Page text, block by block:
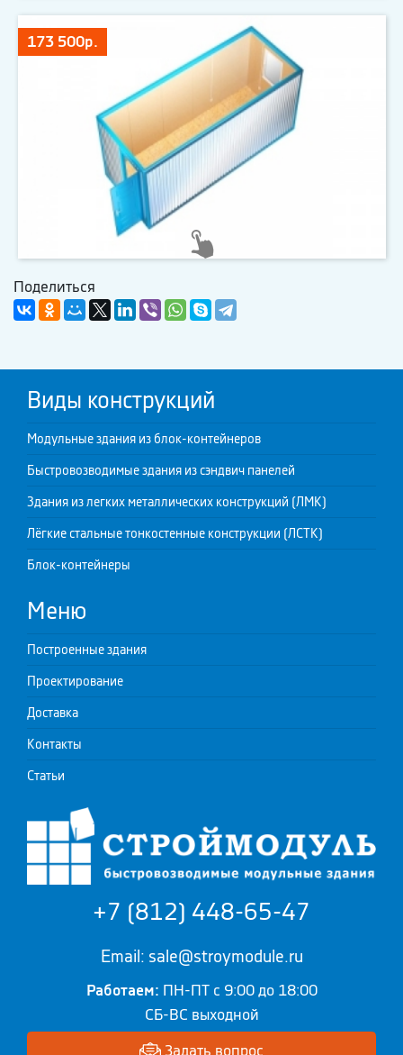
173 500р.
Поделиться
Виды конструкций
Модульные здания из блок-контейнеров
Быстровозводимые здания из сэндвич панелей
Здания из легких металлических конструкций (ЛМК)
Лёгкие стальные тонкостенные конструкции (ЛСТК)
Блок-контейнеры
Меню
Построенные здания
Проектирование
Доставка
Контакты
Статьи
+7 (812) 448-65-47
Email: sale@stroymodule.ru
Работаем: ПН-ПТ с 9:00 до 18:00
СБ-ВС выходной
Задать вопрос